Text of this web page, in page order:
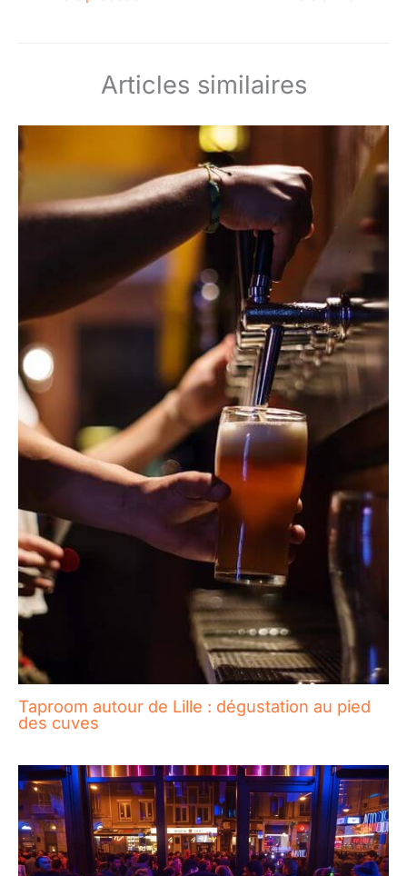
Articles similaires
Taproom autour de Lille : dégustation au pied
des cuves